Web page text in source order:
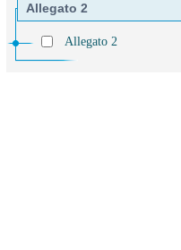
Allegato 2
Allegato 2